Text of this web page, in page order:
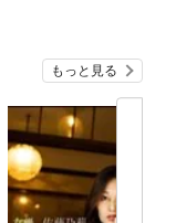
もっと見る